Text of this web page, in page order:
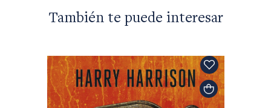
También te puede interesar